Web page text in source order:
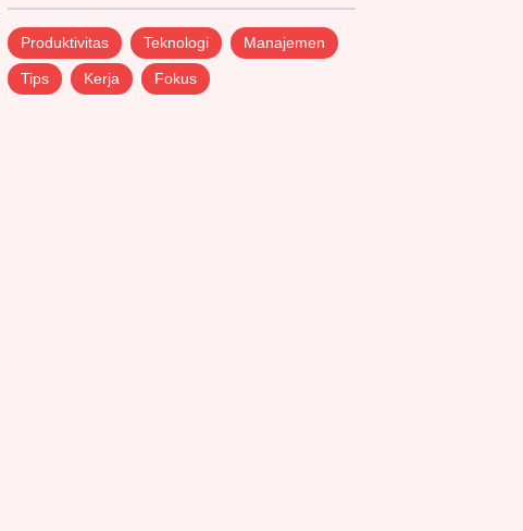
Produktivitas Teknologi Manajemen
Tips Kerja Fokus